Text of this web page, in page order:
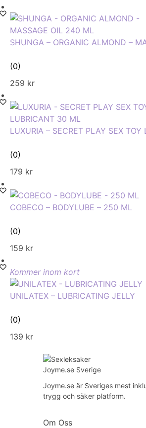
SHUNGA – ORGANIC ALMOND –
(0)
259 kr
LUXURIA – SECRET PLAY SEX
(0)
179 kr
COBECO – BODYLUBE – 250 ML
(0)
159 kr
Kommer inom kort
UNILATEX – LUBRICATING JELLY
(0)
139 kr
Joyme.se är Sveriges mest
trygg och säker platform.
Om Oss